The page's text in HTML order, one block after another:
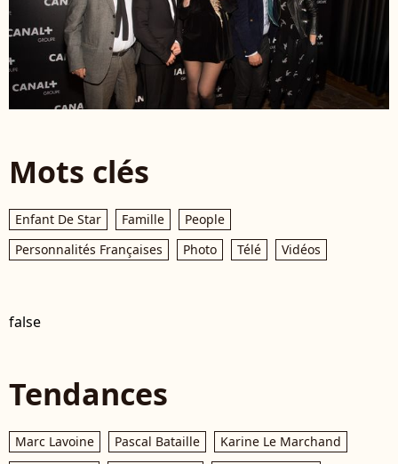
Mots clés
Enfant De Star Famille
People
Personnalités Françaises
Photo Télé Vidéos
false
Tendances
Marc Lavoine Pascal Bataille
Karine Le Marchand